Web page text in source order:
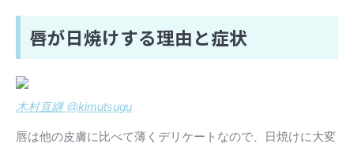
唇が日焼けする理由と症状
木村直継 @kimutsugu
唇は他の皮膚に比べて薄くデリケートなので、日焼けに大変